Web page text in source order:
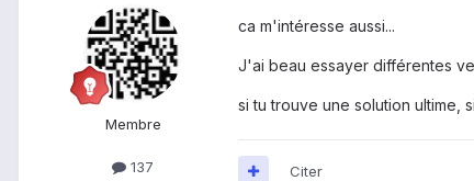
Membre
137
ca m'intéresse aussi...
J'ai beau essayer différentes
si tu trouve une solution ultime,
Citer